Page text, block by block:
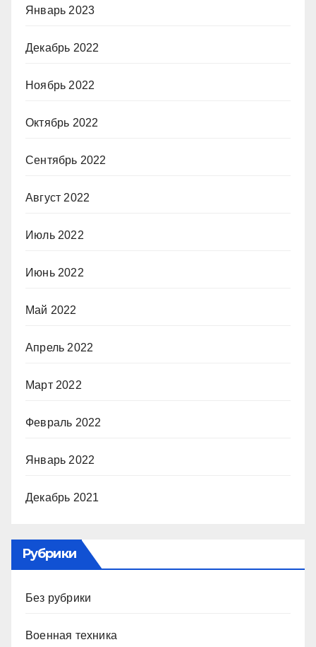
Январь 2023
Декабрь 2022
Ноябрь 2022
Октябрь 2022
Сентябрь 2022
Август 2022
Июль 2022
Июнь 2022
Май 2022
Апрель 2022
Март 2022
Февраль 2022
Январь 2022
Декабрь 2021
Рубрики
Без рубрики
Военная техника